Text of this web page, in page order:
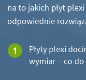
na to jakich płyt
odpowiednie
Płyty plexi
wymiar – co